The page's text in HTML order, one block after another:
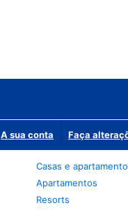
A sua conta Faça
Casas e
Apartamentos
Resorts